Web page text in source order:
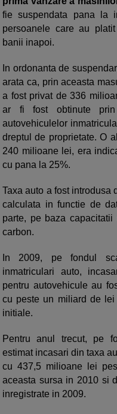
fie suspendata pana la
persoanele care au
banii inapoi.
In ordonanta de
arata ca, prin aceasta
a fost privat de 336
ar fi fost obtinute
autovehiculelor
dreptul de proprietate. O
240 milioane lei, era
cu pana la 25%.
Taxa auto a fost introdusa
calculata in functie de
parte, pe baza
carbon.
In 2009, pe fondul
inmatriculari auto,
pentru autovehicule au
cu peste un miliard de
initiale.
Pentru anul trecut, pe
estimat incasari din taxa
cu 437,5 milioane lei
aceasta sursa in 2010 si
inregistrate in 2009.